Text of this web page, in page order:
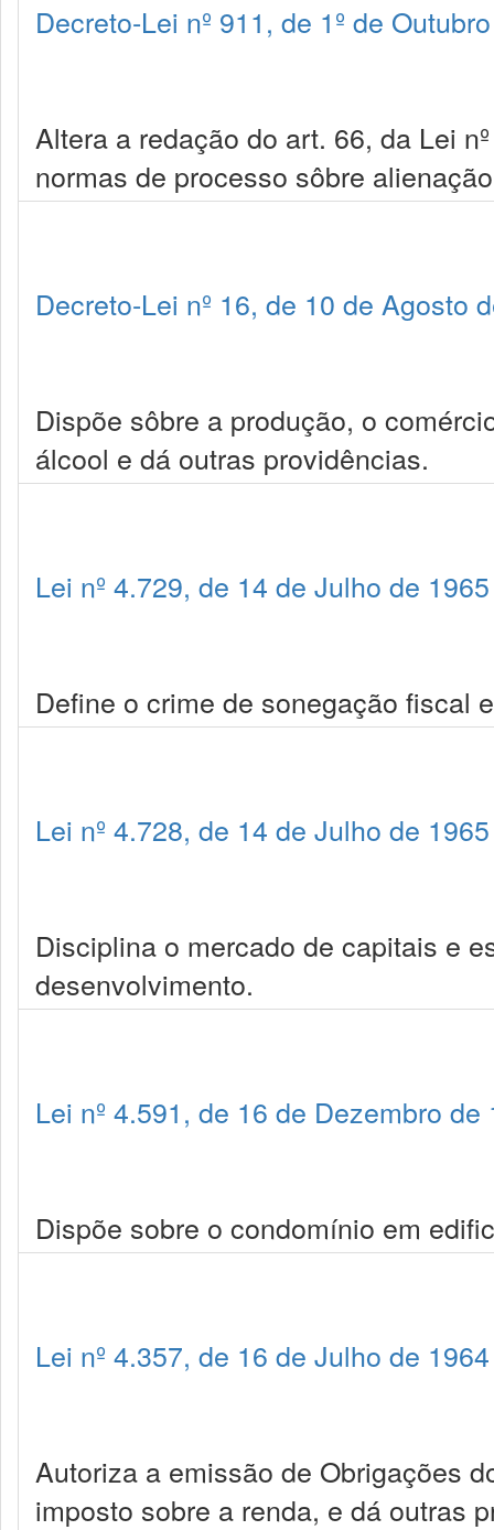
Decreto-Lei nº 911, de 1º de
Altera a redação do art. 66, da Lei
normas de processo sôbre
Decreto-Lei nº 16, de 10 de Agosto
Dispõe sôbre a produção, o
álcool e dá outras providências.
Lei nº 4.729, de 14 de Julho de 1965
Define o crime de sonegação fiscal
Lei nº 4.728, de 14 de Julho de 1965
Disciplina o mercado de capitais e
desenvolvimento.
Lei nº 4.591, de 16 de Dezembro de
Dispõe sobre o condomínio em
Lei nº 4.357, de 16 de Julho de 1964
Autoriza a emissão de Obrigações
imposto sobre a renda, e dá outras